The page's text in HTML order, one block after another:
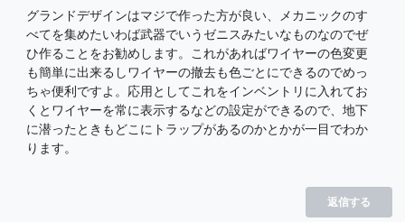
グランドデザインはマジで作った方が良い、メカニックのす
べてを集めたいわば武器でいうゼニスみたいなものなのでぜ
ひ作ることをお勧めします。これがあればワイヤーの色変更
も簡単に出来るしワイヤーの撤去も色ごとにできるのでめっ
ちゃ便利ですよ。応用としてこれをインベントリに入れてお
くとワイヤーを常に表示するなどの設定ができるので、地下
に潜ったときもどこにトラップがあるのかとかが一目でわか
ります。
返信する